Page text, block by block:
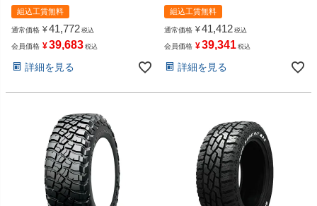
組込工賃無料
通常価格 ¥41,772 税込
会員価格 ¥39,683 税込
詳細を見る
組込工賃無料
通常価格 ¥41,412 税込
会員価格 ¥39,341 税込
詳細を見る